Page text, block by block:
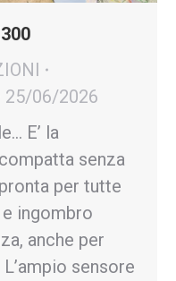
25/06/2026
E’ la
senza
per tutte
ingombro
anche per
sensore